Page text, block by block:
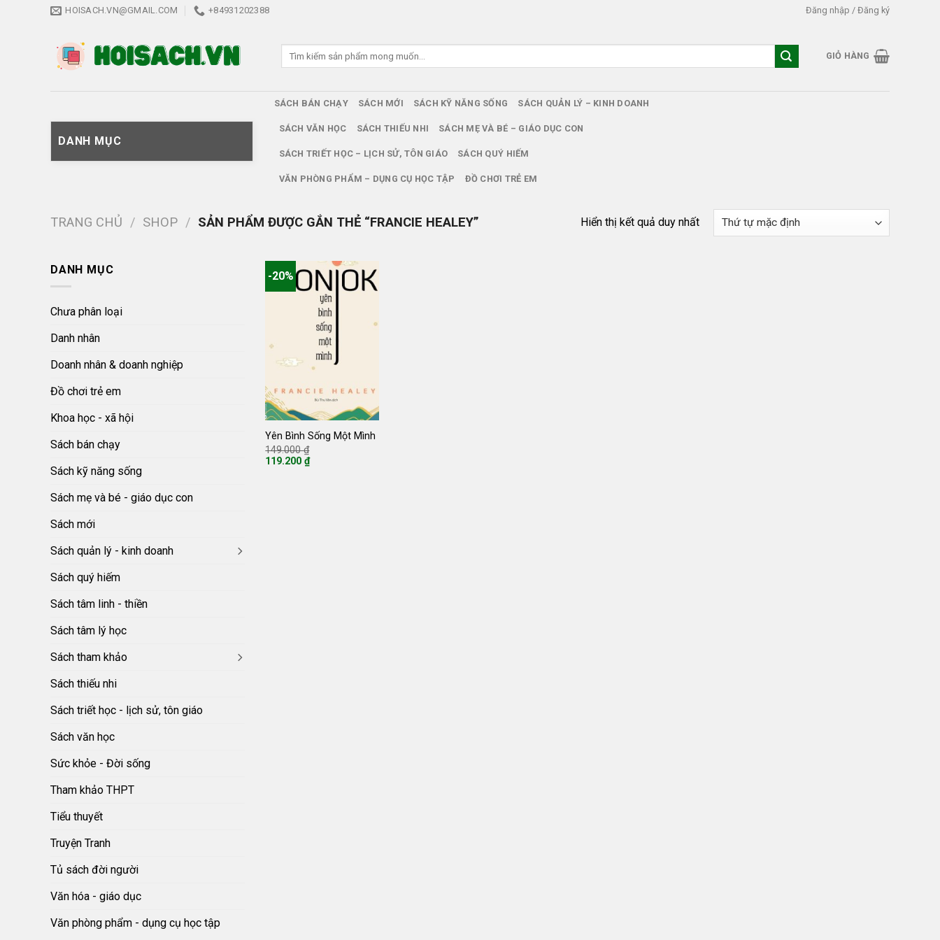
HOISACH.VN@GMAIL.COM +84931202388 Đăng nhập / Đăng ký
GIỎ HÀNG
DANH MỤC
SÁCH BÁN CHẠY SÁCH MỚI SÁCH KỸ NĂNG SỐNG SÁCH QUẢN LÝ – KINH DOANH
SÁCH VĂN HỌC SÁCH THIẾU NHI SÁCH MẸ VÀ BÉ – GIÁO DỤC CON
SÁCH TRIẾT HỌC – LỊCH SỬ, TÔN GIÁO SÁCH QUÝ HIẾM
VĂN PHÒNG PHẨM – DỤNG CỤ HỌC TẬP ĐỒ CHƠI TRẺ EM
TRANG CHỦ / SHOP / SẢN PHẨM ĐƯỢC GẮN THẺ “FRANCIE HEALEY” Hiển thị kết quả duy nhất
DANH MỤC
Chưa phân loại
Danh nhân
Doanh nhân & doanh nghiệp
Đồ chơi trẻ em
Khoa học - xã hội
Sách bán chạy
Sách kỹ năng sống
Sách mẹ và bé - giáo dục con
Sách mới
Sách quản lý - kinh doanh
Sách quý hiếm
Sách tâm linh - thiền
Sách tâm lý học
Sách tham khảo
Sách thiếu nhi
Sách triết học - lịch sử, tôn giáo
Sách văn học
Sức khỏe - Đời sống
Tham khảo THPT
Tiểu thuyết
Truyện Tranh
Tủ sách đời người
Văn hóa - giáo dục
Văn phòng phẩm - dụng cụ học tập
-20%
Yên Bình Sống Một Mình
149.000₫
119.200₫